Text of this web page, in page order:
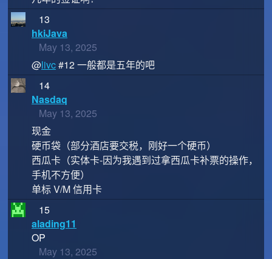
13
hkiJava
May 13, 2025
@livc#12 一般都是五年的吧
14
Nasdaq
May 13, 2025
现金
硬币袋（部分酒店要交税，刚好一个硬币）
西瓜卡（实体卡-因为我遇到过拿西瓜卡补票的操作，
手机不方便）
单标 V/M 信用卡
15
alading11
OP
May 13, 2025